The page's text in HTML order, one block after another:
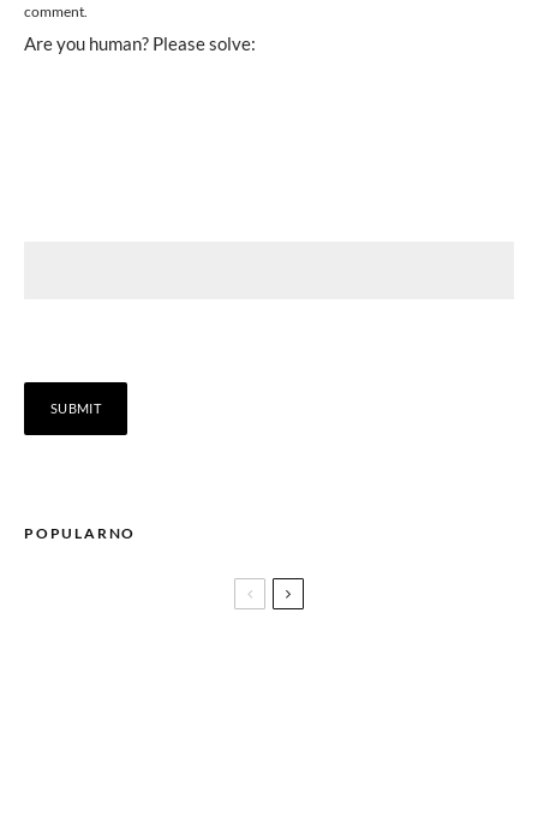
comment.
Are you human? Please solve:
POPULARNO